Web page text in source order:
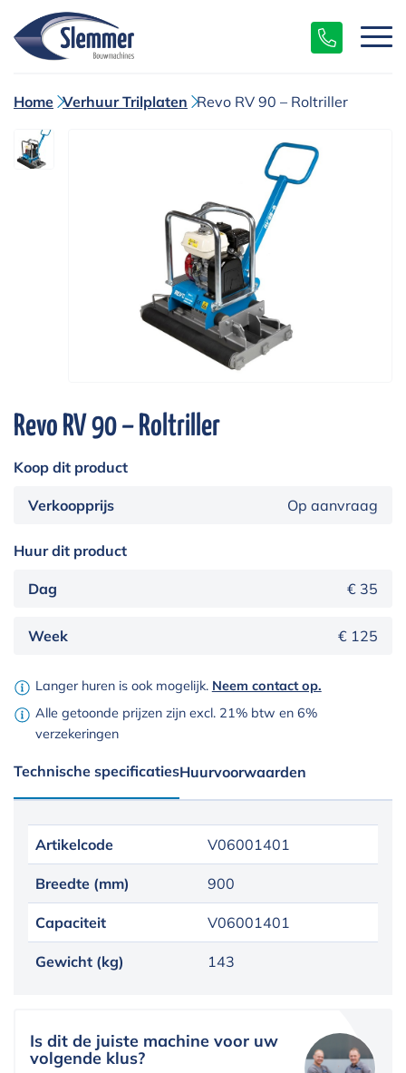
Home Verhuur Trilplaten Revo RV 90 – Roltriller
Revo RV 90 – Roltriller
Koop dit product
Verkoopprijs Op aanvraag
Huur dit product
Dag € 35
Week € 125
Langer huren is ook mogelijk. Neem contact op.
Alle getoonde prijzen zijn excl. 21% btw en 6%
verzekeringen
Technische specificatiesHuurvoorwaarden
Artikelcode V06001401
Breedte (mm) 900
Capaciteit V06001401
Gewicht (kg) 143
Is dit de juiste machine voor uw
volgende klus?